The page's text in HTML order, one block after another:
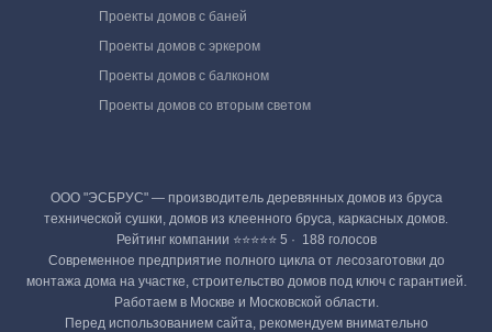
Проекты домов с баней
Проекты домов с эркером
Проекты домов с балконом
Проекты домов со вторым светом
ООО "ЭСБРУС" — производитель деревянных домов из бруса
технической сушки, домов из клеенного бруса, каркасных домов.
Рейтинг компании ⭐⭐⭐⭐⭐ 5 · ‎ 188 голосов
Современное предприятие полного цикла от лесозаготовки до
монтажа дома на участке, строительство домов под ключ с гарантией.
Работаем в Москве и Московской области.
Перед использованием сайта, рекомендуем внимательно